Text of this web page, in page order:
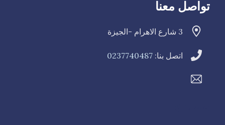
تواصل معنا
3 شارع الاهرام -الجيزة
اتصل بنا:0237740487